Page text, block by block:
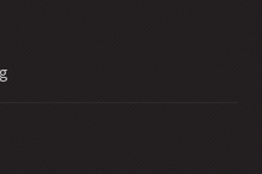
le deviennent-ils ?